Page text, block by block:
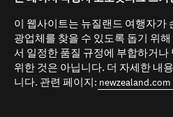
이 웹사이트는 뉴질랜드 여행자가
광업체를 찾을 수 있도록 돕기 위
서 일정한 품질 규정에 부합하거나
위한 것은 아닙니다. 더 자세한 내
니다. 관련 페이지: